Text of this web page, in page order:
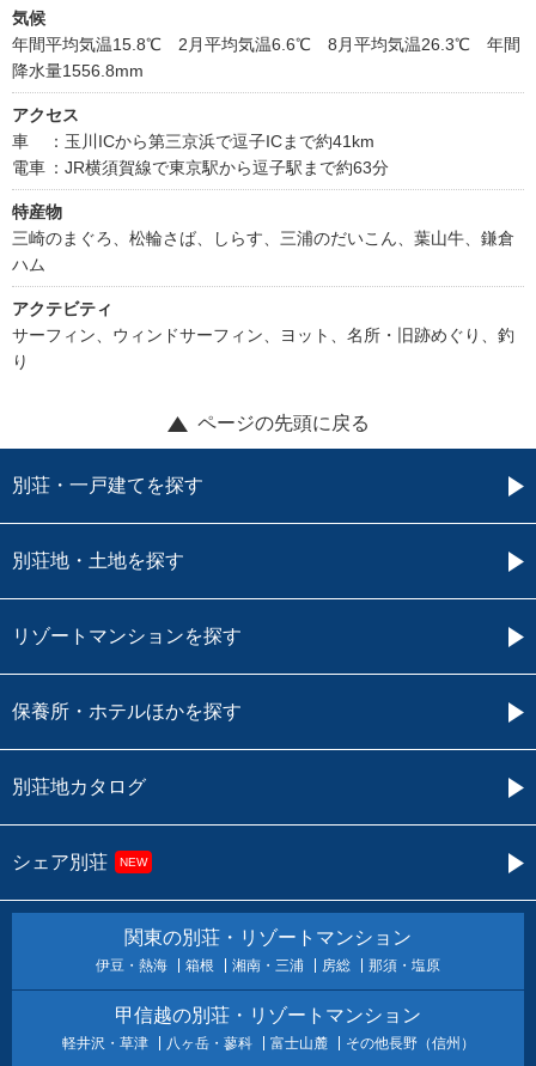
気候
年間平均気温15.8℃ 2月平均気温6.6℃ 8月平均気温26.3℃ 年間
降水量1556.8mm
アクセス
車
：玉川ICから第三京浜で逗子ICまで約41km
電車 ：JR横須賀線で東京駅から逗子駅まで約63分
特産物
三崎のまぐろ、松輪さば、しらす、三浦のだいこん、葉山牛、鎌倉
ハム
アクテビティ
サーフィン、ウィンドサーフィン、ヨット、名所・旧跡めぐり、釣
り
ページの先頭に戻る
別荘・一戸建てを探す
別荘地・土地を探す
リゾートマンションを探す
保養所・ホテルほかを探す
別荘地カタログ
シェア別荘 NEW
関東の別荘・リゾートマンション
伊豆・熱海 箱根 湘南・三浦 房総 那須・塩原
甲信越の別荘・リゾートマンション
軽井沢・草津 八ヶ岳・蓼科 富士山麓 その他長野（信州）